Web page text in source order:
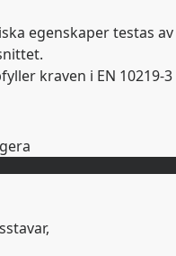
egenskaper testas av
kraven i EN 10219-3